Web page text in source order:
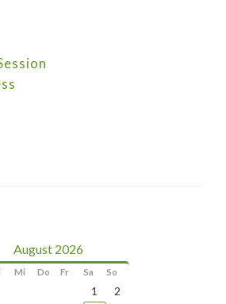
August 2026
Mi Do Fr Sa So
1
2